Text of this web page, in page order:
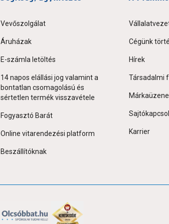
Vevőszolgálat
Áruházak
E-számla letöltés
14 napos elállási jog valamint a
bontatlan csomagolású és
sértetlen termék visszavétele
Fogyasztó Barát
Online vitarendezési platform
Beszállítóknak
Cégünk
Hírek
Társadalmi
Karrier